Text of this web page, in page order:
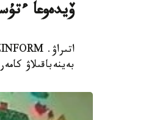
ۆيدەوعا
بەينەباقىلاۋ